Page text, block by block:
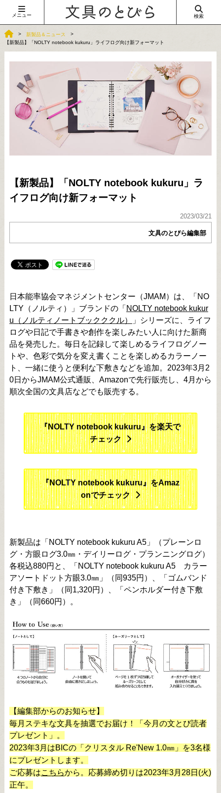
メニュー 検索
新製品＆ニュース
【新製品】「NOLTY notebook kukuru」ライフログ向け新フォーマット
【新製品】「NOLTY notebook kukuru」ラ
イフログ向け新フォーマット
2023/03/21
文具のとびら編集部
日本能率協会マネジメントセンター（JMAM）は、「NO
LTY（ノルティ）」ブランドの「 NOLTY notebook kukur
u（ノルティノートブックククル）
」シリーズに、ライフ
ログや日記で手書きや創作を楽しみたい人に向けた新商
品を発売した。毎日を記録して楽しめるライフログノー
トや、色彩で気分を変え書くことを楽しめるカラーノー
ト、一緒に使うと便利な下敷きなどを追加。2023年3月2
0日からJMAM公式通販、Amazonで先行販売し、4月から
順次全国の文具店などでも販売する。
『NOLTY notebook kukuru』を楽天で
チェック
『NOLTY notebook kukuru』をAmaz
onでチェック
新製品は「NOLTY notebook kukuru A5」（プレーンロ
グ・方眼ログ3.0㎜・デイリーログ・プランニングログ）
各税込880円と、「NOLTY notebook kukuru A5 カラー
アソートドット方眼3.0㎜」（同935円）、「ゴムバンド
付き下敷き」（同1,320円）、「ペンホルダー付き下敷
き」（同660円）。
【編集部からのお知らせ】
毎月ステキな文具を抽選でお届け！「今月の文とび読者
プレゼント」。
2023年3月はBICの「クリスタル Re'New 1.0㎜」を3名様
にプレゼントします。
ご応募はこちらから。応募締め切りは2023年3月28日(火)
正午。